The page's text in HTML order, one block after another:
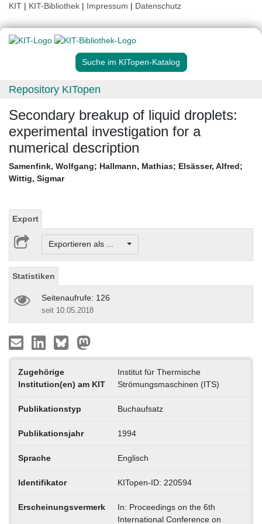
KIT | KIT-Bibliothek | Impressum | Datenschutz
Suche im KITopen-Katalog
Repository KITopen
Secondary breakup of liquid droplets:
experimental investigation for a
numerical description
Samenfink, Wolfgang; Hallmann, Mathias; Elsässer, Alfred;
Wittig, Sigmar
Export
Exportieren als ...
Statistiken
Seitenaufrufe: 126
seit 10.05.2018
Zugehörige
Institution(en) am KIT
Institut für Thermische
Strömungsmaschinen (ITS)
Publikationstyp Buchaufsatz
Publikationsjahr 1994
Sprache Englisch
Identifikator KITopen-ID: 220594
Erscheinungsvermerk
In: Proceedings on the 6th
International Conference on